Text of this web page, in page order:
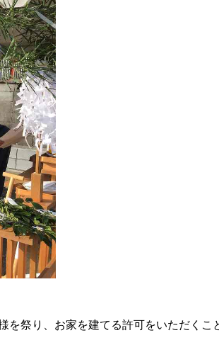
を祭り、お家を建てる許可をいただくこ